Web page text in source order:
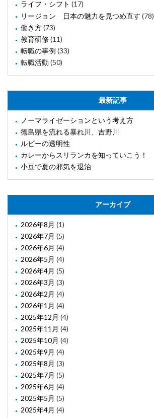
ライフ・シフト (17)
リージョン 日本の魅力を見つめ直す (78)
働き方(73)
教育研修(11)
転職の事例 (33)
転職活動 (50)
最新記事
ノーマライゼーションという考え方
徳島県を流れる暴れ川、吉野川
ルビーの透明性
カレーからスリランカを知っていこう！
小豆で夏の邪気を退治
アーカイブ
2026年8月 (1)
2026年7月 (5)
2026年6月 (4)
2026年5月 (4)
2026年4月 (5)
2026年3月 (3)
2026年2月 (4)
2026年1月 (4)
2025年12月 (4)
2025年11月 (4)
2025年10月 (4)
2025年9月 (4)
2025年8月 (3)
2025年7月 (5)
2025年6月 (4)
2025年5月 (5)
2025年4月 (4)